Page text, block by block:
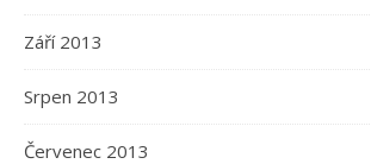
Září 2013
Srpen 2013
Červenec 2013